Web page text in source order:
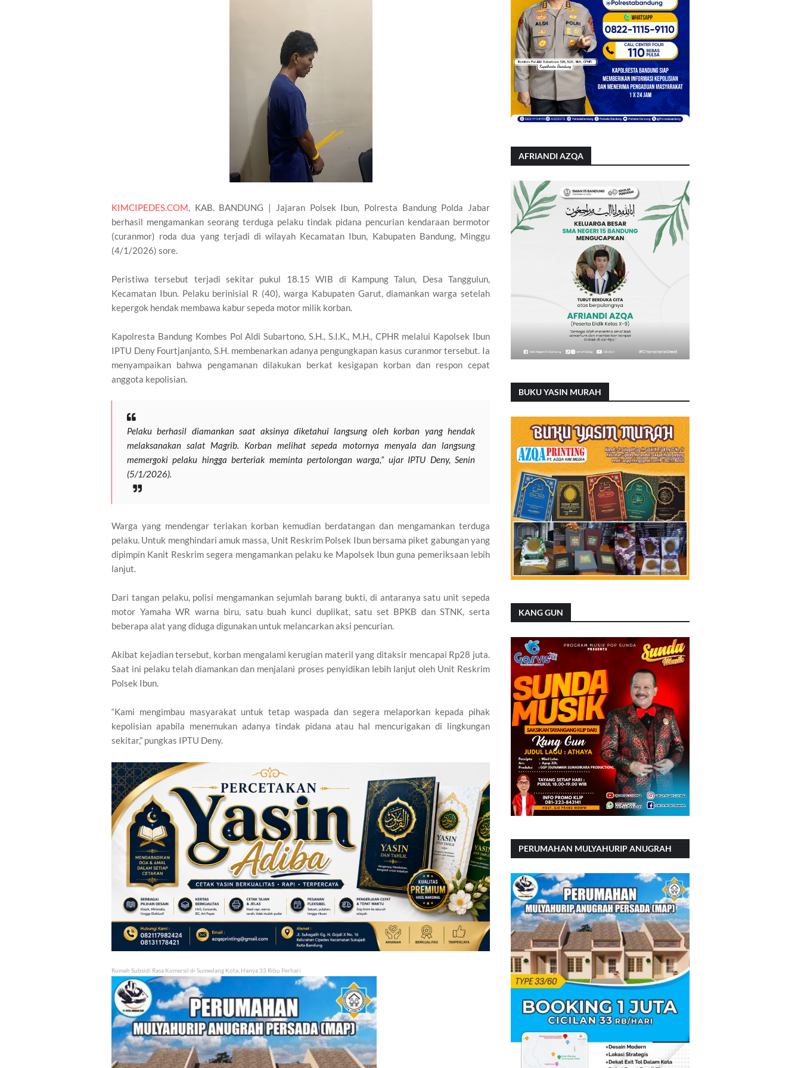
KIMCIPEDES.COM, KAB. BANDUNG | Jajaran Polsek Ibun, Polresta Bandung Polda Jabar
berhasil mengamankan seorang terduga pelaku tindak pidana pencurian kendaraan bermotor
(curanmor) roda dua yang terjadi di wilayah Kecamatan Ibun, Kabupaten Bandung, Minggu
(4/1/2026) sore.
Peristiwa tersebut terjadi sekitar pukul 18.15 WIB di Kampung Talun, Desa Tanggulun,
Kecamatan Ibun. Pelaku berinisial R (40), warga Kabupaten Garut, diamankan warga setelah
kepergok hendak membawa kabur sepeda motor milik korban.
Kapolresta Bandung Kombes Pol Aldi Subartono, S.H., S.I.K., M.H., CPHR melalui Kapolsek Ibun
IPTU Deny Fourtjanjanto, S.H. membenarkan adanya pengungkapan kasus curanmor tersebut. Ia
menyampaikan bahwa pengamanan dilakukan berkat kesigapan korban dan respon cepat
anggota kepolisian.
Pelaku berhasil diamankan saat aksinya diketahui langsung oleh korban yang hendak
melaksanakan salat Magrib. Korban melihat sepeda motornya menyala dan langsung
memergoki pelaku hingga berteriak meminta pertolongan warga,” ujar IPTU Deny, Senin
(5/1/2026).
Warga yang mendengar teriakan korban kemudian berdatangan dan mengamankan terduga
pelaku. Untuk menghindari amuk massa, Unit Reskrim Polsek Ibun bersama piket gabungan yang
dipimpin Kanit Reskrim segera mengamankan pelaku ke Mapolsek Ibun guna pemeriksaan lebih
lanjut.
Dari tangan pelaku, polisi mengamankan sejumlah barang bukti, di antaranya satu unit sepeda
motor Yamaha WR warna biru, satu buah kunci duplikat, satu set BPKB dan STNK, serta
beberapa alat yang diduga digunakan untuk melancarkan aksi pencurian.
Akibat kejadian tersebut, korban mengalami kerugian materil yang ditaksir mencapai Rp28 juta.
Saat ini pelaku telah diamankan dan menjalani proses penyidikan lebih lanjut oleh Unit Reskrim
Polsek Ibun.
“Kami mengimbau masyarakat untuk tetap waspada dan segera melaporkan kepada pihak
kepolisian apabila menemukan adanya tindak pidana atau hal mencurigakan di lingkungan
sekitar,” pungkas IPTU Deny.
Rumah Subsidi Rasa Komersil di Sumedang Kota, Hanya 33 Ribu Perhari
AFRIANDI AZQA
BUKU YASIN MURAH
KANG GUN
PERUMAHAN MULYAHURIP ANUGRAH